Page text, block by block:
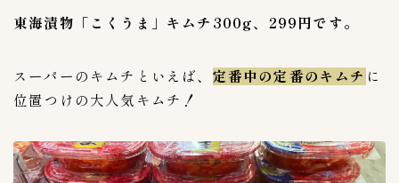
東海漬物「こくうま」キムチ300g、299円です。
スーパーのキムチといえば、 定番中の定番のキムチ に
位置つけの大人気キムチ！